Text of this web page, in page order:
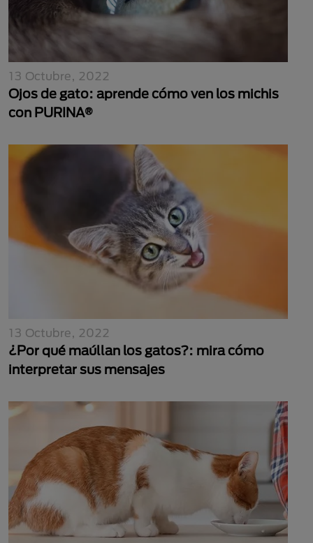
13 Octubre, 2022
Ojos de gato: aprende cómo ven los michis
con PURINA®
13 Octubre, 2022
¿Por qué maúllan los gatos?: mira cómo
interpretar sus mensajes